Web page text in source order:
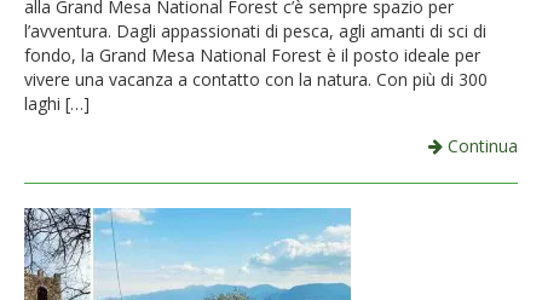
alla Grand Mesa National Forest c’è sempre spazio per
l’avventura. Dagli appassionati di pesca, agli amanti di sci di
fondo, la Grand Mesa National Forest è il posto ideale per
vivere una vacanza a contatto con la natura. Con più di 300
laghi […]
Continua